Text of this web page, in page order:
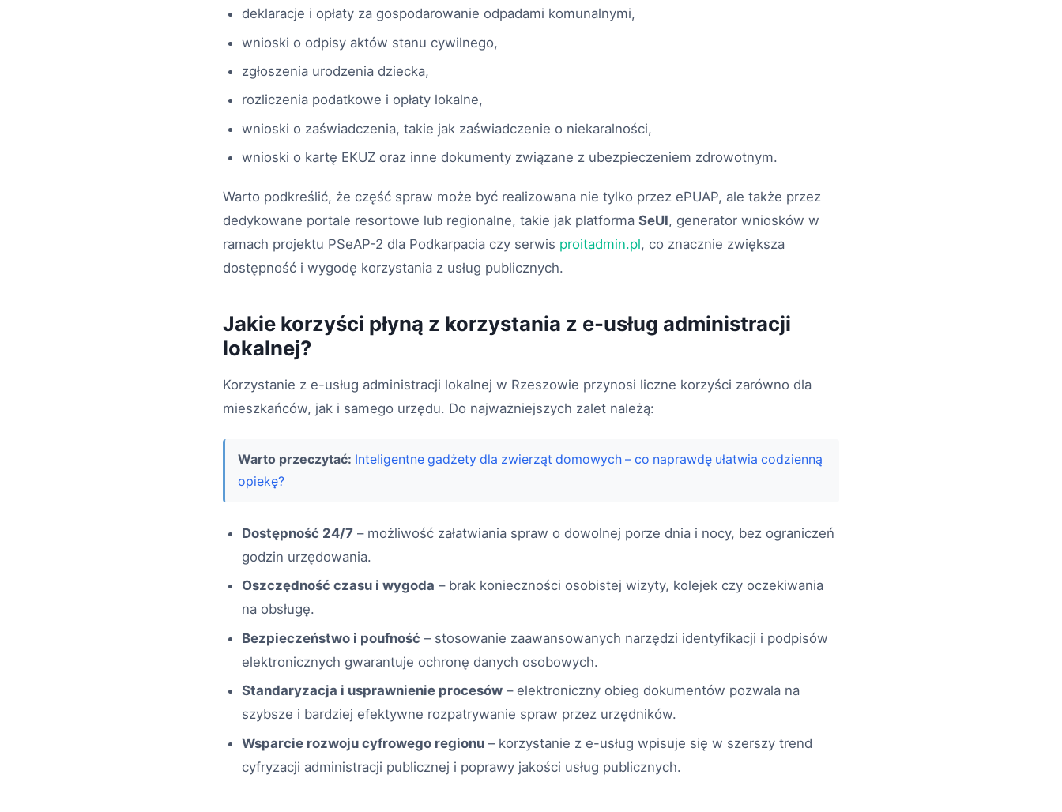
deklaracje i opłaty za gospodarowanie odpadami komunalnymi,
wnioski o odpisy aktów stanu cywilnego,
zgłoszenia urodzenia dziecka,
rozliczenia podatkowe i opłaty lokalne,
wnioski o zaświadczenia, takie jak zaświadczenie o niekaralności,
wnioski o kartę EKUZ oraz inne dokumenty związane z ubezpieczeniem zdrowotnym.
Warto podkreślić, że część spraw może być realizowana nie tylko przez ePUAP, ale także przez
dedykowane portale resortowe lub regionalne, takie jak platforma SeUI, generator wniosków w
ramach projektu PSeAP-2 dla Podkarpacia czy serwis proitadmin.pl, co znacznie zwiększa
dostępność i wygodę korzystania z usług publicznych.
Jakie korzyści płyną z korzystania z e-usług administracji
lokalnej?
Korzystanie z e-usług administracji lokalnej w Rzeszowie przynosi liczne korzyści zarówno dla
mieszkańców, jak i samego urzędu. Do najważniejszych zalet należą:
Warto przeczytać: Inteligentne gadżety dla zwierząt domowych – co naprawdę ułatwia codzienną
opiekę?
Dostępność 24/7 – możliwość załatwiania spraw o dowolnej porze dnia i nocy, bez ograniczeń
godzin urzędowania.
Oszczędność czasu i wygoda – brak konieczności osobistej wizyty, kolejek czy oczekiwania
na obsługę.
Bezpieczeństwo i poufność – stosowanie zaawansowanych narzędzi identyfikacji i podpisów
elektronicznych gwarantuje ochronę danych osobowych.
Standaryzacja i usprawnienie procesów – elektroniczny obieg dokumentów pozwala na
szybsze i bardziej efektywne rozpatrywanie spraw przez urzędników.
Wsparcie rozwoju cyfrowego regionu – korzystanie z e-usług wpisuje się w szerszy trend
cyfryzacji administracji publicznej i poprawy jakości usług publicznych.